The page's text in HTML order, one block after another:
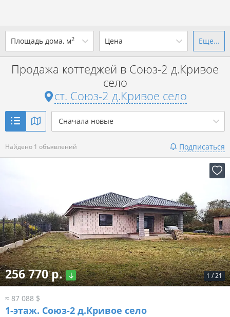
Площадь дома, м2
от до
Показать 1 объявление
Цена
от до
р. за всё
Еще...
Продажа коттеджей в Союз-2 д.Кривое
село
ст. Союз-2 д.Кривое село
Сначала новые
Найдено 1 объявлений Подписаться
1 /21
256 770 р.
≈ 87 088 $
1-этаж. Союз-2 д.Кривое село
Ваш город - ст. Союз-2 д.Кривое
село
Да Выбрать город